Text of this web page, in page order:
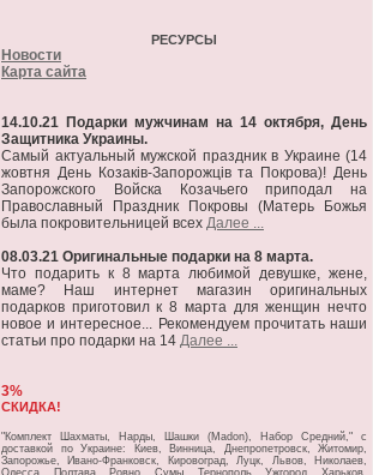
РЕСУРСЫ
Новости
Карта сайта
14.10.21 Подарки мужчинам на 14 октября, День
Защитника Украины.
Самый актуальный мужской праздник в Украине (14
жовтня День Козаків-Запорожців та Покрова)! День
Запорожского Войска Козачьего приподал на
Православный Праздник Покровы (Матерь Божья
была покровительницей всех Далее ...
08.03.21 Оригинальные подарки на 8 марта.
Что подарить к 8 марта любимой девушке, жене,
маме? Наш интернет магазин оригинальных
подарков приготовил к 8 марта для женщин нечто
новое и интересное... Рекомендуем прочитать наши
статьи про подарки на 14 Далее ...
3%
СКИДКА!
"Комплект Шахматы, Нарды, Шашки (Madon), Набор Средний," c
доставкой по Украине: Киев, Винница, Днепропетровск, Житомир,
Запорожье, Ивано-Франковск, Кировоград, Луцк, Львов, Николаев,
Одесса, Полтава, Ровно, Сумы, Тернополь, Ужгород, Харьков,